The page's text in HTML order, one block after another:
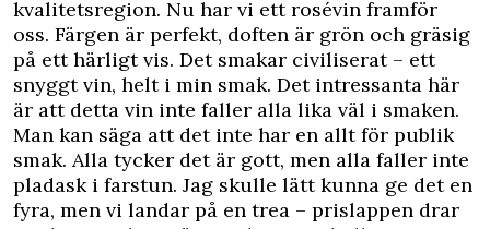
kvalitetsregion. Nu har vi ett rosévin framför
oss. Färgen är perfekt, doften är grön och gräsig
på ett härligt vis. Det smakar civiliserat – ett
snyggt vin, helt i min smak. Det intressanta här
är att detta vin inte faller alla lika väl i smaken.
Man kan säga att det inte har en allt för publik
smak. Alla tycker det är gott, men alla faller inte
pladask i farstun. Jag skulle lätt kunna ge det en
fyra, men vi landar på en trea – prislappen drar